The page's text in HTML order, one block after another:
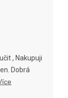
, Nakupuji
Dobrá